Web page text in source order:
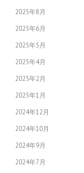
2025年8月
2025年6月
2025年5月
2025年4月
2025年2月
2025年1月
2024年12月
2024年10月
2024年9月
2024年7月